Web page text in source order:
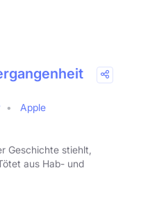
Apple
Geschichte stiehlt,
aus Hab- und